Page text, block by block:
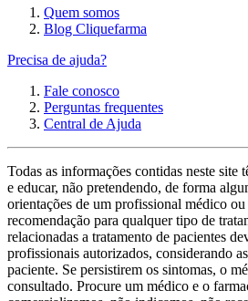
Quem somos
Blog Cliquefarma
Precisa de ajuda?
Fale conosco
Perguntas frequentes
Central de Ajuda
Todas as informações contidas neste site
e educar, não pretendendo, de forma
orientações de um profissional médico
recomendação para qualquer tipo de
relacionadas a tratamento de pacientes
profissionais autorizados, considerando
paciente. Se persistirem os sintomas, o
consultado. Procure um médico e o